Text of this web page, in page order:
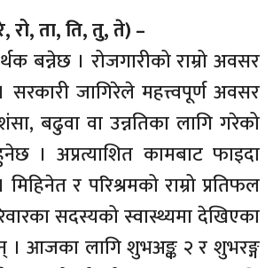
रो, ता, ति, तु, ते) –
बन्नेछ । रोजगारीको राम्रो अवसर
जागिरेले महत्त्वपूर्ण अवसर
बढुवा वा उन्नतिका लागि गरेको
। अप्रत्याशित कामबाट फाइदा
र परिश्रमको राम्रो प्रतिफल
सदस्यको स्वास्थ्यमा देखिएका
। आजका लागि शुभअङ्क २ र शुभरङ्ग